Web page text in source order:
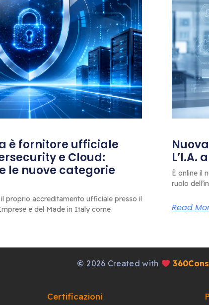
è fornitore ufficiale
e Cloud:
le nuove categorie
proprio accreditamento ufficiale presso il
e del Made in Italy come
L’I.A.
È online il
ruolo
Read
© 2026 Created with
Certificazioni